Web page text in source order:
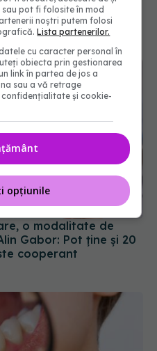
Gabor: Pot ține și 20
cooperant
pot fi folosite în mod
noștri putem folosi
Lista partenerilor.
cu caracter personal în
obiecta prin gestionarea
link în partea de jos a
sau a vă retrage
și cookie-
opțiunile